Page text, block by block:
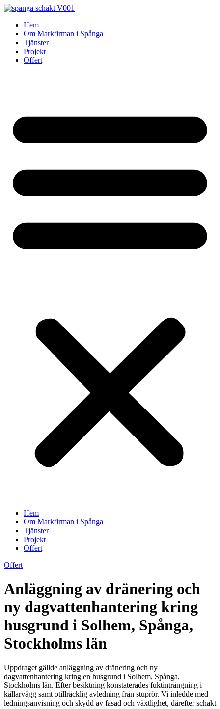
Skip
contentHem
Om Markfirman i Spånga
Tjänster
Projekt
Offert
Hem
Om Markfirman i Spånga
Tjänster
Projekt
Offert
Offert
Anläggning av dränering och
ny dagvattenhantering kring
husgrund i Solhem, Spånga,
Stockholms län
Uppdraget gällde anläggning av dränering och ny
dagvattenhantering kring en husgrund i Solhem, Spånga,
Stockholms län. Efter besiktning konstaterades fuktinträngning i
källarvägg samt otillräcklig avledning från stuprör. Vi inledde med
ledningsanvisning och skydd av fasad och växtlighet, därefter schakt